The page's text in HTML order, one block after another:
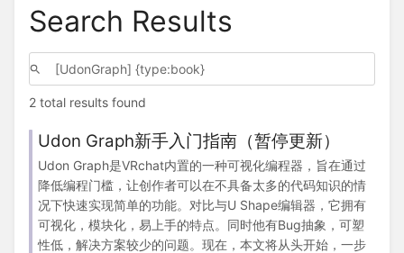
Search Results
2 total results found
Udon Graph新手入门指南（暂停更新）
Udon Graph是VRchat内置的一种可视化编程器，旨在通过
降低编程门槛，让创作者可以在不具备太多的代码知识的情
况下快速实现简单的功能。对比与U Shape编辑器，它拥有
可视化，模块化，易上手的特点。同时他有Bug抽象，可塑
性低，解决方案较少的问题。现在，本文将从头开始，一步